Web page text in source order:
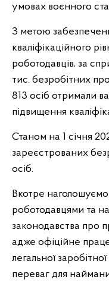
умовах воєнного
З метою
кваліфікаційного
роботодавців, за
тис. безробітних
813 осіб отримали
підвищення
Станом на 1 січня
зареєстрованих
осіб.
Вкотре
роботодавцями та
законодавства про
адже офіційне
легальної
переваг для